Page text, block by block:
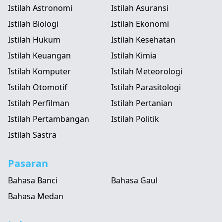
Istilah Astronomi
Istilah Asuransi
Istilah Biologi
Istilah Ekonomi
Istilah Hukum
Istilah Kesehatan
Istilah Keuangan
Istilah Kimia
Istilah Komputer
Istilah Meteorologi
Istilah Otomotif
Istilah Parasitologi
Istilah Perfilman
Istilah Pertanian
Istilah Pertambangan
Istilah Politik
Istilah Sastra
Pasaran
Bahasa Banci
Bahasa Gaul
Bahasa Medan